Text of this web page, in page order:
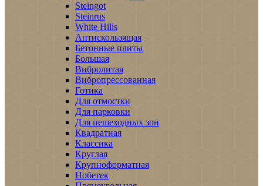
Steingot
Steinrus
White Hills
Антискользящая
Бетонные плиты
Большая
Вибролитая
Вибропрессованная
Готика
Для отмостки
Для парковки
Для пешеходных зон
Квадратная
Классика
Круглая
Крупноформатная
Нобетек